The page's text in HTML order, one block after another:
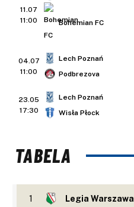
11.07
11:00
Bohemian FC
04.07
11:00
Lech Poznań
Podbrezova
23.05
17:30
Lech Poznań
Wisła Płock
TABELA
1 Legia Warszawa